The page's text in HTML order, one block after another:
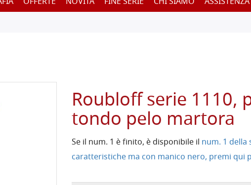
Roubloff serie 1110,
tondo pelo martora
Se il num. 1 è finito, è disponibile il num. 1 della
caratteristiche ma con manico nero, premi qui